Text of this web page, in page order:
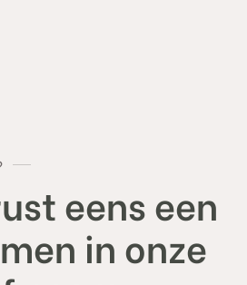
eens een
in onze